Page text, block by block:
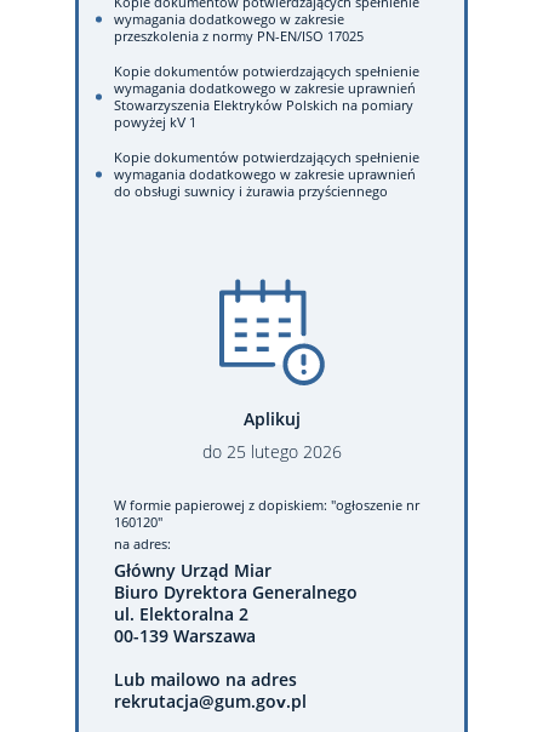
wymagania dodatkowego w zakresie
przeszkolenia z normy PN-EN/ISO 17025
Kopie dokumentów potwierdzających spełnienie
wymagania dodatkowego w zakresie uprawnień
Stowarzyszenia Elektryków Polskich na pomiary
powyżej kV 1
Kopie dokumentów potwierdzających spełnienie
wymagania dodatkowego w zakresie uprawnień
do obsługi suwnicy i żurawia przyściennego
Aplikuj
do 25 lutego 2026
W formie papierowej z dopiskiem: "ogłoszenie nr
160120"
na adres:
Główny Urząd Miar
Biuro Dyrektora Generalnego
ul. Elektoralna 2
00-139 Warszawa
Lub mailowo na adres
rekrutacja@gum.gov.pl